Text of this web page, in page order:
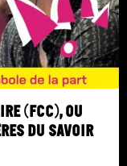
(FCC), ou
du savoir